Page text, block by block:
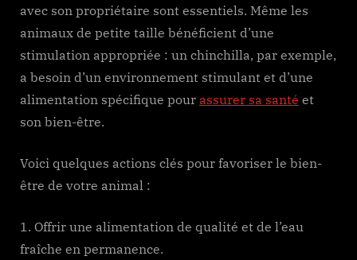
avec son propriétaire sont essentiels. Même les
animaux de petite taille bénéficient d’une
stimulation appropriée : un chinchilla, par exemple,
a besoin d’un environnement stimulant et d’une
alimentation spécifique pour assurer sa santé et
son bien-être.
Voici quelques actions clés pour favoriser le bien-
être de votre animal :
Offrir une alimentation de qualité et de l’eau
fraîche en permanence.